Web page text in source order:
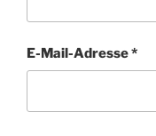
E-Mail-Adresse*